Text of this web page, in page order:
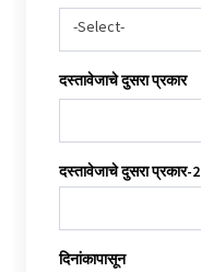
-Select-
दस्तावेजाचे दुसरा प्रकार
दस्तावेजाचे दुसरा प्रकार-2
दिनांकापासून